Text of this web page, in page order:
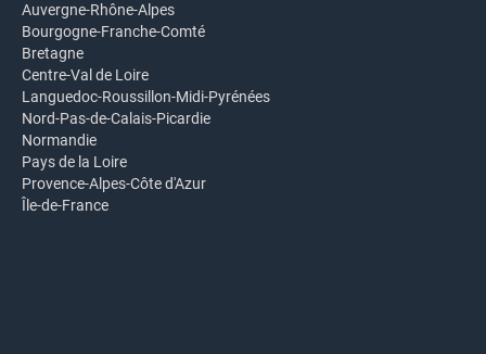
Auvergne-Rhône-Alpes
Bourgogne-Franche-Comté
Bretagne
Centre-Val de Loire
Languedoc-Roussillon-Midi-Pyrénées
Nord-Pas-de-Calais-Picardie
Normandie
Pays de la Loire
Provence-Alpes-Côte d'Azur
Île-de-France